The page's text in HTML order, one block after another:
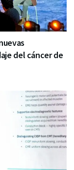
del cáncer de